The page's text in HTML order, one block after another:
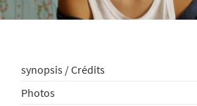
synopsis / Crédits
Photos